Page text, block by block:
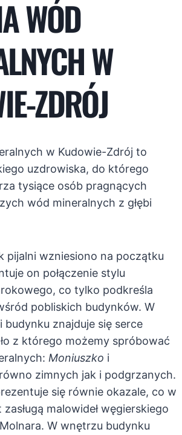
WÓD
W
ZDRÓJ
w Kudowie-Zdrój to
uzdrowiska, do którego
tysiące osób pragnących
wód mineralnych z głębi
pijalni wzniesiono na początku
on połączenie stylu
co tylko podkreśla
pobliskich budynków. W
budynku znajduje się serce
z którego możemy spróbować
Moniuszko i
zimnych jak i podgrzanych.
się równie okazale, co w
malowideł węgierskiego
W wnętrzu budynku